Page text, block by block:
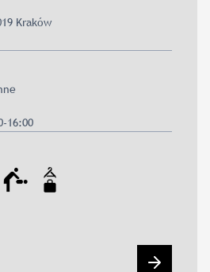
Kraków
16:00